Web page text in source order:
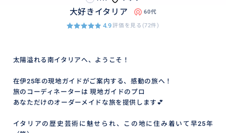
大好きイタリア 60代
4.9評価を見る(72件)
太陽溢れる南イタリアへ、ようこそ！
在伊25年の現地ガイドがご案内する、感動の旅へ！
旅のコーディネーターは 現地ガイドのプロ
あなただけのオーダーメイドな旅を提供します💕
イタリアの歴史芸術に魅せられ、この地に住み着いて早25年